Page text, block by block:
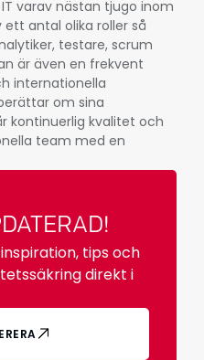
varav nästan tjugo inom
antal olika roller så
testare, scrum
är även en frekvent
internationella
om sina
kontinuerlig kvalitet och
team med en
tips och
direkt i